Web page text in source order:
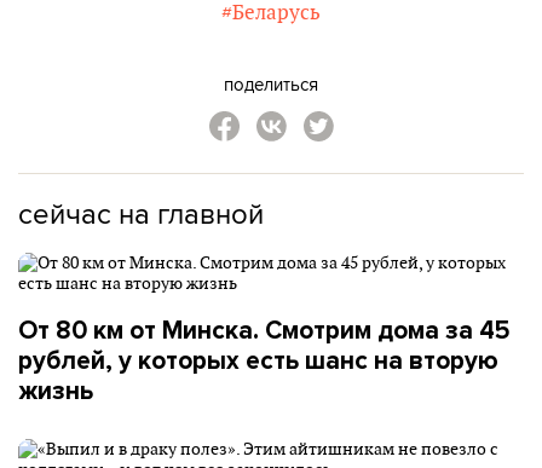
#Беларусь
поделиться
сейчас на главной
От 80 км от Минска. Смотрим дома за 45
рублей, у которых есть шанс на вторую
жизнь